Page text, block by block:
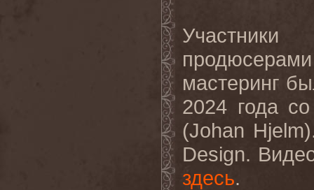
Участники
продюсерами
мастеринг
2024 года
(Johan Hjelm
Design.
здесь.